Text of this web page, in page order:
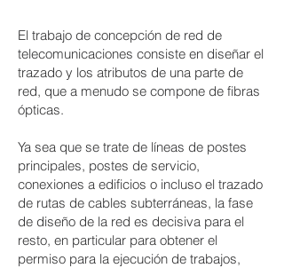
El trabajo de concepción de red de
telecomunicaciones consiste en diseñar el
trazado y los atributos de una parte de
red, que a menudo se compone de fibras
ópticas.
Ya sea que se trate de líneas de postes
principales, postes de servicio,
conexiones a edificios o incluso el trazado
de rutas de cables subterráneas, la fase
de diseño de la red es decisiva para el
resto, en particular para obtener el
permiso para la ejecución de trabajos,